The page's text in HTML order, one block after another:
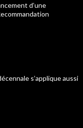
d’une
s’applique aussi